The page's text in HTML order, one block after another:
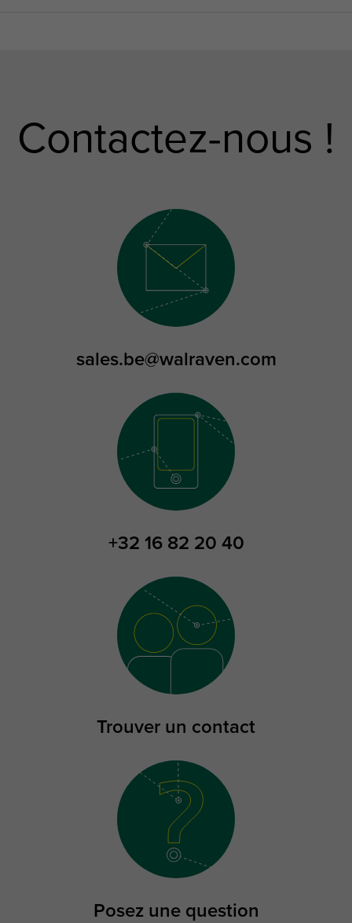
Contactez-nous !
sales.be@walraven.com
+32 16 82 20 40
Trouver un contact
Posez une question